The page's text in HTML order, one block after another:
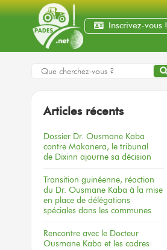
Inscrivez-vous !
Articles récents
Dossier Dr. Ousmane Kaba
contre Makanera, le tribunal
de Dixinn ajourne sa décision
Transition guinéenne, réaction
du Dr. Ousmane Kaba à la mise
en place de délégations
spéciales dans les communes
Rencontre avec le Docteur
Ousmane Kaba et les cadres